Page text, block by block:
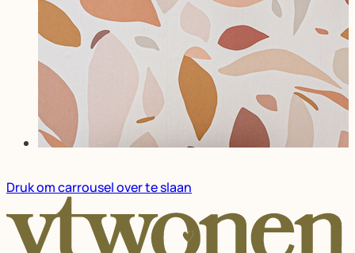
Druk om carrousel over te slaan